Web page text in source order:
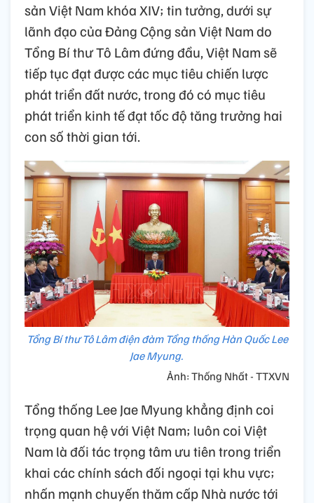
sản Việt Nam khóa XIV; tin tưởng, dưới sự
lãnh đạo của Đảng Cộng sản Việt Nam do
Tổng Bí thư Tô Lâm đứng đầu, Việt Nam sẽ
tiếp tục đạt được các mục tiêu chiến lược
phát triển đất nước, trong đó có mục tiêu
phát triển kinh tế đạt tốc độ tăng trưởng hai
con số thời gian tới.
Tổng Bí thư Tô Lâm điện đàm Tổng thống Hàn Quốc Lee
Jae Myung.
Ảnh: Thống Nhất - TTXVN
Tổng thống Lee Jae Myung khẳng định coi
trọng quan hệ với Việt Nam; luôn coi Việt
Nam là đối tác trọng tâm ưu tiên trong triển
khai các chính sách đối ngoại tại khu vực;
nhấn mạnh chuyến thăm cấp Nhà nước tới